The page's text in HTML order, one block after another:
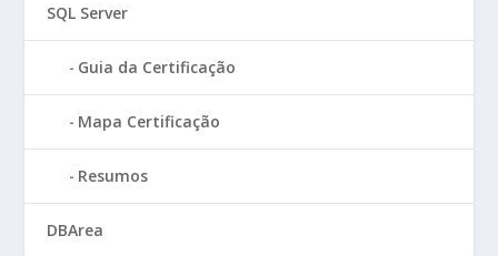
SQL Server
Guia da Certificação
Mapa Certificação
Resumos
DBArea